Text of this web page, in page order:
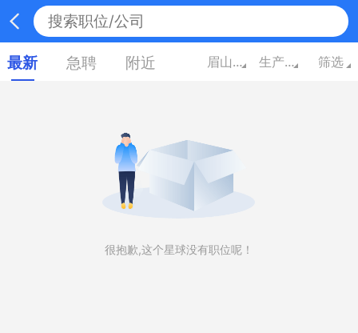
最新 急聘 附近 眉山四川 生产/营运/采购/物流 筛选
很抱歉,这个星球没有职位呢！